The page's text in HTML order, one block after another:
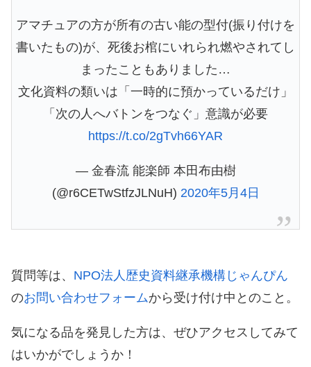
アマチュアの方が所有の古い能の型付(振り付けを
書いたもの)が、死後お棺にいれられ燃やされてし
まったこともありました…
文化資料の類いは「一時的に預かっているだけ」
「次の人へバトンをつなぐ」意識が必要
https://t.co/2gTvh66YAR
— 金春流 能楽師 本田布由樹
(@r6CETwStfzJLNuH) 2020年5月4日
質問等は、 NPO法人歴史資料継承機構じゃんぴん
のお問い合わせフォームから受け付け中とのこと。
気になる品を発見した方は、ぜひアクセスしてみて
はいかがでしょうか！